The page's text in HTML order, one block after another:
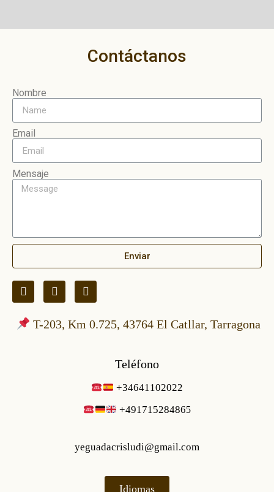
Contáctanos
Nombre
Email
Mensaje
Enviar
T-203, Km 0.725, 43764 El Catllar, Tarragona
Teléfono
+34641102022
+491715284865
yeguadacrisludi@gmail.com
Idiomas